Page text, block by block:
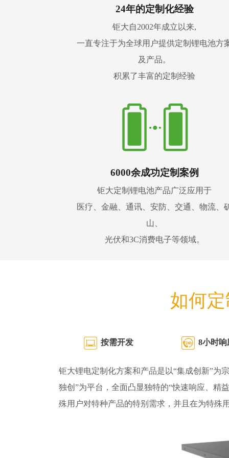
24年的定制化经验
钜大自2002年成立以来,
一直专注于为全球用户提供定制锂电池方
及产品。
积累了丰富的定制经验
6000余成功定制案例
钜大定制锂电池产品广泛应用于
医疗、金融、通讯、安防、交通、物流、
山、
光伏和3C消费电子等领域。
如何
按需开发 8小时响
钜大锂电定制化方案和产品是以“集成创新”为
独创”为平台，全面凸显独特的“快速响应、精
殊用户对特种产品的特别需求，并且在为特殊